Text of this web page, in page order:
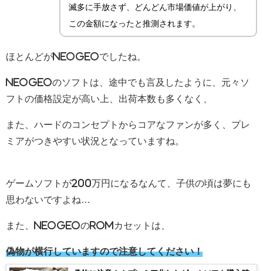
滅多に手放さず、どんどん市場価値が上がり、
この金額になったと推測されます。
ほとんどがNEOGEOでしたね。
NEOGEOのソフトは、途中でも言及したように、元々ソ
フトの価格設定が高い上、出荷本数も多くなく、
また、ハードのコンセプトからコアなファンが多く、プレ
ミアがつきやすい状況となっていますね。
ゲームソフトが200万円になるなんて、子供の頃は夢にも
思わないですよね…
また、NEOGEOのROMカセットは、
偽物が横行していますので注意してください！